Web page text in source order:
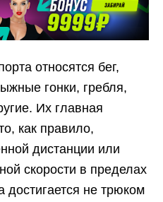
относятся бег,
гонки, гребля,
Их главная
как правило,
дистанции или
скорости в пределах
достигается не трюком